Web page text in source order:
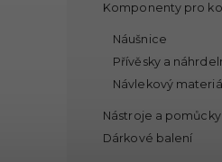
Komponenty pro
Náušnice
Přívěsky a
Návlekový
Nástroje a
Dárkové balení